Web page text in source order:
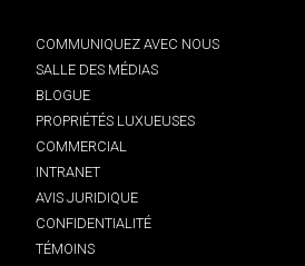
COMMUNIQUEZ AVEC NOUS
SALLE DES MÉDIAS
BLOGUE
PROPRIÉTÉS LUXUEUSES
COMMERCIAL
INTRANET
AVIS JURIDIQUE
CONFIDENTIALITÉ
TÉMOINS